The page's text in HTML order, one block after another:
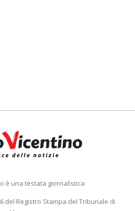
è una testata giornalistica
del Registro Stampa del Tribunale di